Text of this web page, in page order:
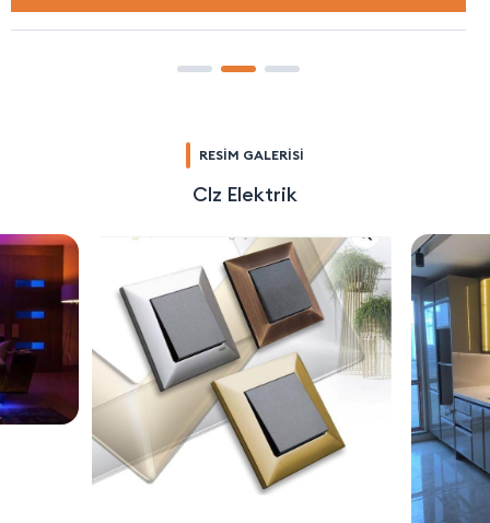
RESİM GALERİSİ
Clz Elektrik